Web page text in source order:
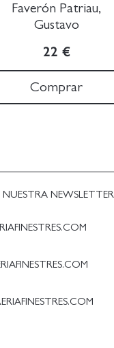
Faverón Patriau,
Gustavo
22 €
Comprar
NUESTRA NEWSLETTER